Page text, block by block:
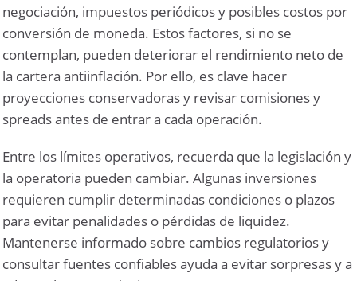
negociación, impuestos periódicos y posibles costos por
conversión de moneda. Estos factores, si no se
contemplan, pueden deteriorar el rendimiento neto de
la cartera antiinflación. Por ello, es clave hacer
proyecciones conservadoras y revisar comisiones y
spreads antes de entrar a cada operación.
Entre los límites operativos, recuerda que la legislación y
la operatoria pueden cambiar. Algunas inversiones
requieren cumplir determinadas condiciones o plazos
para evitar penalidades o pérdidas de liquidez.
Mantenerse informado sobre cambios regulatorios y
consultar fuentes confiables ayuda a evitar sorpresas y a